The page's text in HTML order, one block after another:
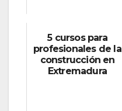
5 cursos para
profesionales de la
construcción en
Extremadura